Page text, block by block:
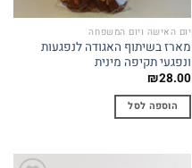
יום האישה ויום המשפחה
מארז בשיתוף האגודה לנפגעות
ונפגעי תקיפה מינית
₪28.00
הוספה לסל